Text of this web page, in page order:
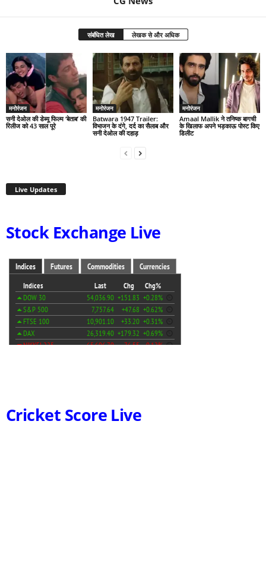
संबंधित लेख लेखक से और अधिक
मनोरंजन
सनी देओल की डेब्यू फिल्म ‘बेताब’ की
रिलीज को 43 साल पूरे
मनोरंजन
Batwara 1947 Trailer:
विभाजन के दंगे, दर्द का सैलाब और
सनी देओल की दहाड़
मनोरंजन
Amaal Mallik ने तनिष्क बागची
के खिलाफ अपने भड़काऊ पोस्ट किए
डिलीट
Live Updates
Stock Exchange Live
Cricket Score Live